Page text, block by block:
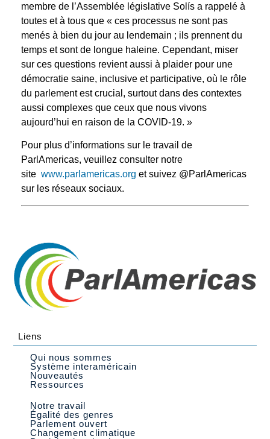
membre de l’Assemblée législative Solís a rappelé à
toutes et à tous que « ces processus ne sont pas
menés à bien du jour au lendemain ; ils prennent du
temps et sont de longue haleine. Cependant, miser
sur ces questions revient aussi à plaider pour une
démocratie saine, inclusive et participative, où le rôle
du parlement est crucial, surtout dans des contextes
aussi complexes que ceux que nous vivons
aujourd’hui en raison de la COVID-19. »
Pour plus d’informations sur le travail de
ParlAmericas, veuillez consulter notre
site www.parlamericas.org et suivez @ParlAmericas
sur les réseaux sociaux.
Liens
Qui nous sommes
Système interaméricain
Nouveautés
Ressources
Notre travail
Égalité des genres
Parlement ouvert
Changement climatique